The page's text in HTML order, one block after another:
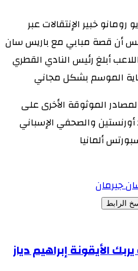
رومانو خبير الإنتقالات عبر
أن قصة مبابي مع باريس سان
أبلغ رئيس النادي القطري
الموسم بشكل مجاني
الموثوقة الأخرى على
أورنستين والصحفي الإسباني
ألمانيا
جيرمان
الرابط
الأيقونة إبراهيم دياز